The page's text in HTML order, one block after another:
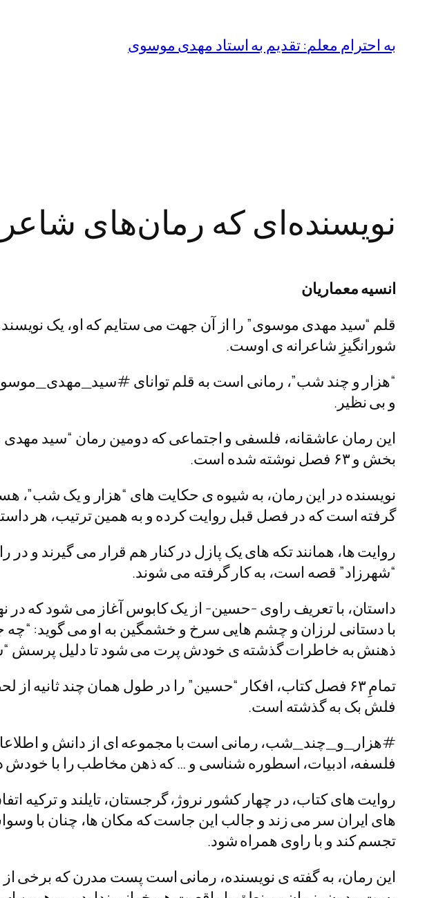
به احترام معلم: تقدیم به استاد مهدی موسوی
نویسنده‌ای که رمان‌های
انسیه معماریان
قلم “سید مهدی موسوی” را از آن جهت می ستایم که او، یک
شورانگیزِ شاعرانه ی اوست.
“هزار و چند شب”، رمانی است به قلم توانای
و بی نظیر.
بخش و ۶۳ فصل نوشته شده است.
نویسنده در این رمان، به شیوه ی حکایت های “هزار و یک شب”،
گرفته است که در فصل قبل روایت کرده و به همین ترتیب، هر
روایت ها، همانند تکه های یک پازل در کنار هم قرار می گیرند و
“شهرزاد” قصه است، به کار گرفته می شوند.
داستان، با تعریف راوی -حسین- از یک کابوس آغاز می شود که در
با دستانی لرزان و چشم هایی سرخ و خشمگین به او می گوید: “چه
ذهنش به خاطرات گذشته ی خودش پرت می شود تا دلیل پرسش
تمامِ ۶۳ فصل کتاب، افکار “حسین” را در طول همان چند
فلش بک به گذشته است.
#هزار_و_چند_شب، رمانی است با مجموعه ای از دانش و
فلسفه، ادبیات، اسطوره شناسی و … که ذهن مخاطب را با خودش
روایت های کتاب، در چهار کشور نروژ، گرجستان، تایلند و
های ایران سر می زند و جالب این جاست که مکان ها، چنان با
تجسم کند و با راوی همراه شود.
این رمان، به گفته ی نویسنده، رمانی است پست مدرن که برخی